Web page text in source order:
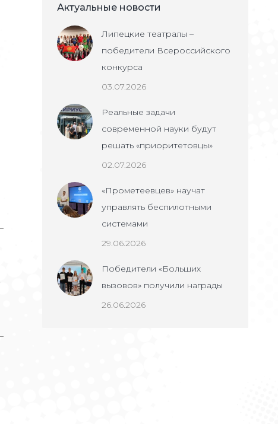
Актуальные новости
Липецкие театралы –
победители Всероссийского
конкурса
03.07.2026
Реальные задачи
современной науки будут
решать «приоритетовцы»
02.07.2026
«Прометеевцев» научат
управлять беспилотными
системами
29.06.2026
Победители «Больших
вызовов» получили награды
26.06.2026